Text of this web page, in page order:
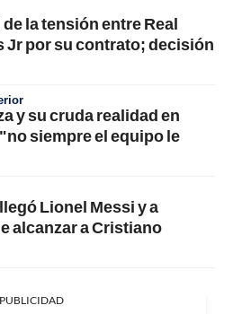
la tensión entre Real
Jr por su contrato; decisión
y su cruda realidad en
siempre el equipo le
Lionel Messi y a
alcanzar a Cristiano
PUBLICIDAD